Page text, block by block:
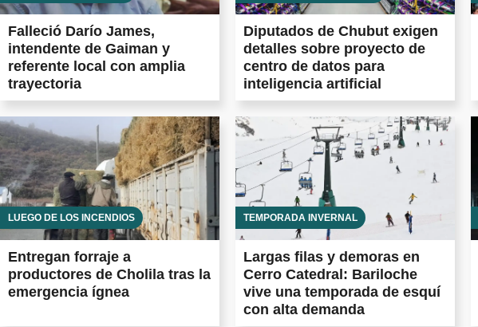
Falleció Darío James,
intendente de Gaiman y
referente local con amplia
trayectoria
Diputados de Chubut exigen
detalles sobre proyecto de
centro de datos para
inteligencia artificial
LUEGO DE LOS INCENDIOS
Entregan forraje a
productores de Cholila tras la
emergencia ígnea
TEMPORADA INVERNAL
Largas filas y demoras en
Cerro Catedral: Bariloche
vive una temporada de esquí
con alta demanda